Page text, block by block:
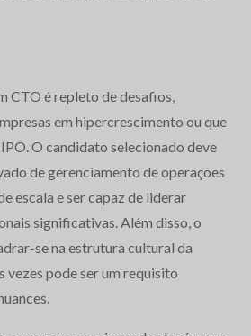
CTO é repleto de desafios,
em hipercrescimento ou que
O candidato selecionado deve
de gerenciamento de operações
escala e ser capaz de liderar
significativas. Além disso, o
se na estrutura cultural da
vezes pode ser um requisito